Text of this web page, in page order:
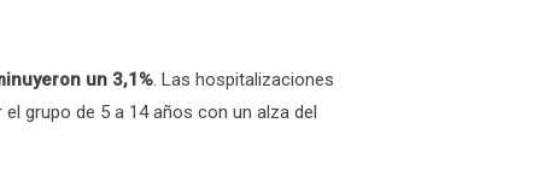
un 3,1%. Las hospitalizaciones
grupo de 5 a 14 años con un alza del